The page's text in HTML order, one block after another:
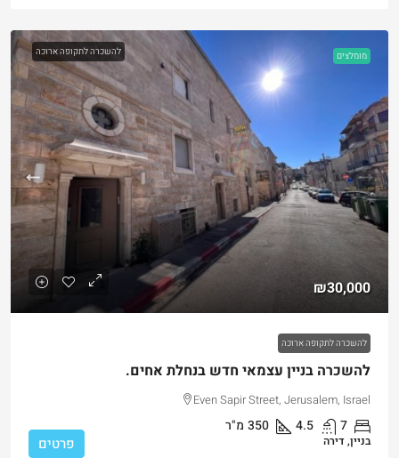
מומלצים להשכרה לתקופה ארוכה
₪30,000
להשכרה לתקופה ארוכה
להשכרה בניין עצמאי חדש בנחלת אחים.
Even Sapir Street, Jerusalem, Israel
7
4.5
350 מ"ר
בניין, דירה פרטים